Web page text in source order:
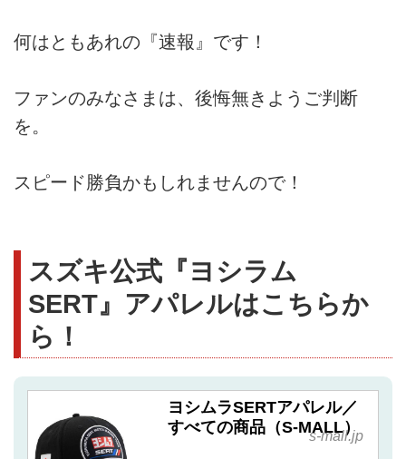
何はともあれの『速報』です！
ファンのみなさまは、後悔無きようご判断
を。
スピード勝負かもしれませんので！
スズキ公式『ヨシラム
SERT』アパレルはこちらか
ら！
ヨシムラSERTアパレル／
すべての商品（S-MALL）
s-mall.jp